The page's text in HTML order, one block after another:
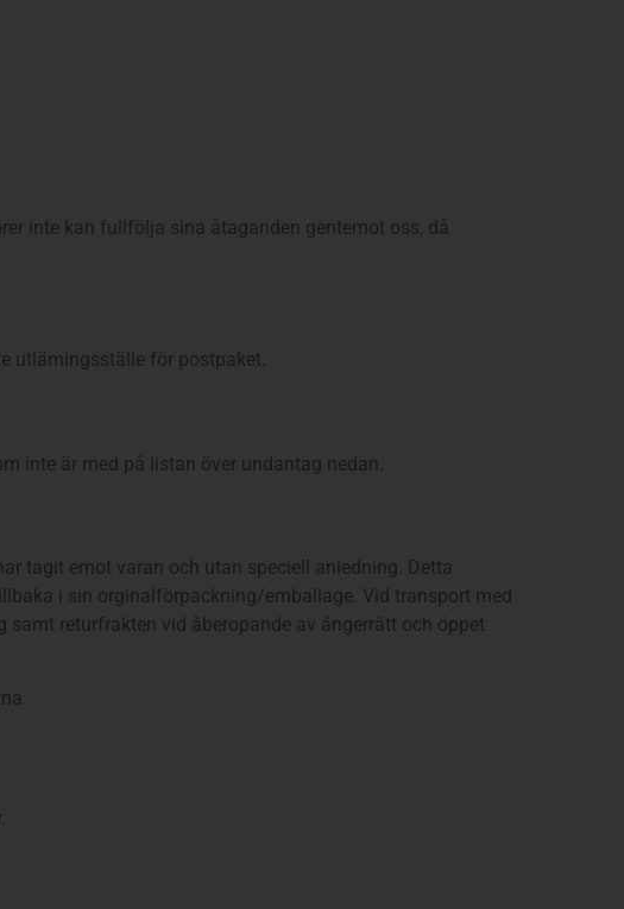
inte kan fullfölja sina åtaganden gentemot oss, då
utlämingsställe för postpaket.
inte är med på listan över undantag nedan.
tagit emot varan och utan speciell anledning. Detta
i sin orginalförpackning/emballage. Vid transport med
returfrakten vid åberopande av ångerrätt och öppet